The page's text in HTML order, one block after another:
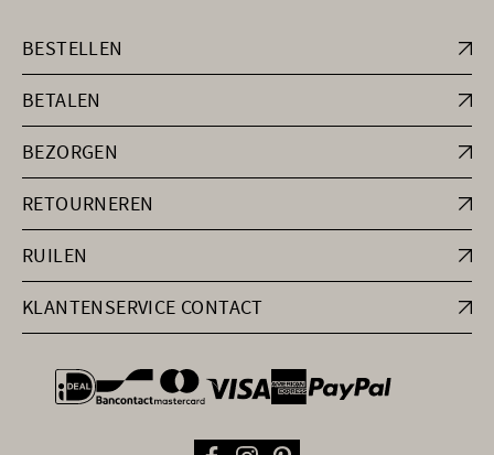
BESTELLEN
BETALEN
BEZORGEN
RETOURNEREN
RUILEN
KLANTENSERVICE CONTACT
general.paymentOptions